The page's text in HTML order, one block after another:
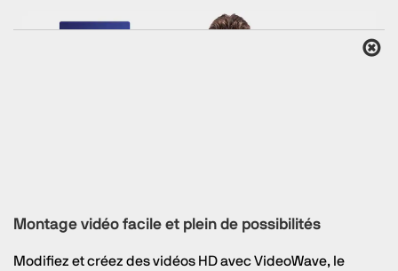
Montage vidéo facile et plein de possibilités
Modifiez et créez des vidéos HD avec VideoWave, le